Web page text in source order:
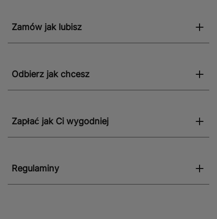
Zamów jak lubisz
Odbierz jak chcesz
Zapłać jak Ci wygodniej
Regulaminy